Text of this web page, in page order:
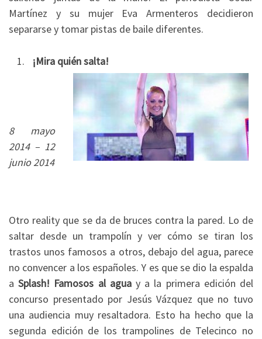
Martínez y su mujer Eva Armenteros decidieron
separarse y tomar pistas de baile diferentes.
¡Mira quién salta!
8 mayo
2014 – 12
junio 2014
Otro reality que se da de bruces contra la pared. Lo de
saltar desde un trampolín y ver cómo se tiran los
trastos unos famosos a otros, debajo del agua, parece
no convencer a los españoles. Y es que se dio la espalda
aSplash! Famosos al aguay a la primera edición del
concurso presentado por Jesús Vázquez que no tuvo
una audiencia muy resaltadora. Esto ha hecho que la
segunda edición de los trampolines de Telecinco no